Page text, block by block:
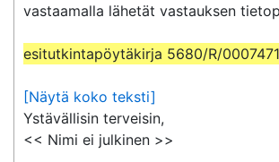
vastaamalla lähetät vastauksen
esitutkintapöytäkirja 5680/R/
[Näytä koko teksti]
Ystävällisin terveisin,
<< Nimi ei julkinen >>